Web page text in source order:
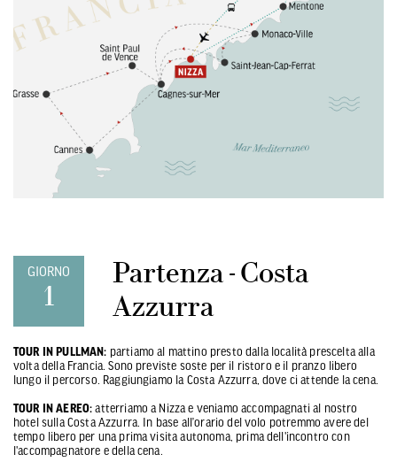
GIORNO
1
Partenza - Costa
Azzurra
TOUR IN PULLMAN: partiamo al mattino presto dalla località prescelta alla
volta della Francia. Sono previste soste per il ristoro e il pranzo libero
lungo il percorso. Raggiungiamo la Costa Azzurra, dove ci attende la cena.
TOUR IN AEREO: atterriamo a Nizza e veniamo accompagnati al nostro
hotel sulla Costa Azzurra. In base all’orario del volo potremmo avere del
tempo libero per una prima visita autonoma, prima dell'incontro con
l'accompagnatore e della cena.